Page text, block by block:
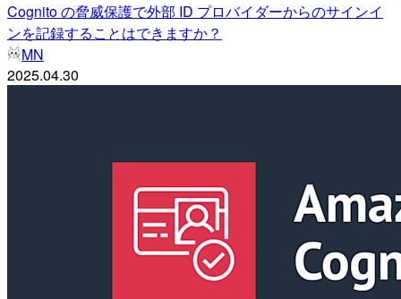
Cognito の脅威保護で外部 ID プロバイダーからのサインイ
ンを記録することはできますか？
MN
2025.04.30